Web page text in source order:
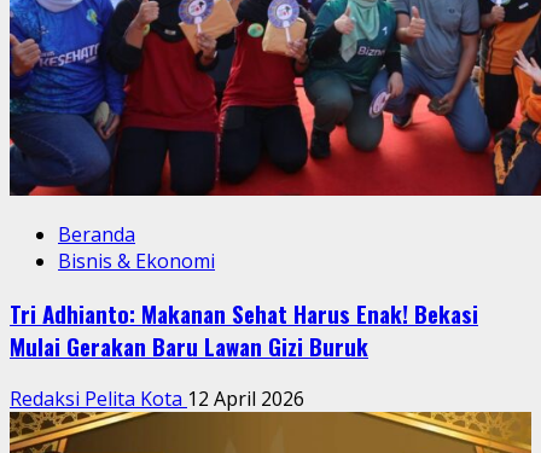
Beranda
Bisnis & Ekonomi
Tri Adhianto: Makanan Sehat Harus Enak! Bekasi
Mulai Gerakan Baru Lawan Gizi Buruk
Redaksi Pelita Kota 12 April 2026